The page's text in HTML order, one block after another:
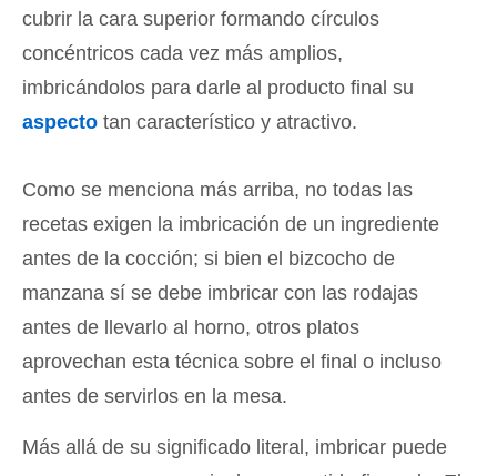
cubrir la cara superior formando círculos
concéntricos cada vez más amplios,
imbricándolos para darle al producto final su
aspecto tan característico y atractivo.
Como se menciona más arriba, no todas las
recetas exigen la imbricación de un ingrediente
antes de la cocción; si bien el bizcocho de
manzana sí se debe imbricar con las rodajas
antes de llevarlo al horno, otros platos
aprovechan esta técnica sobre el final o incluso
antes de servirlos en la mesa.
Más allá de su significado literal, imbricar puede